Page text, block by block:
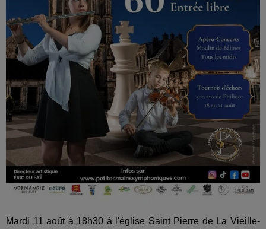
Mardi 11 août à 18h30 à l'église Saint Pierre de La Vieille-